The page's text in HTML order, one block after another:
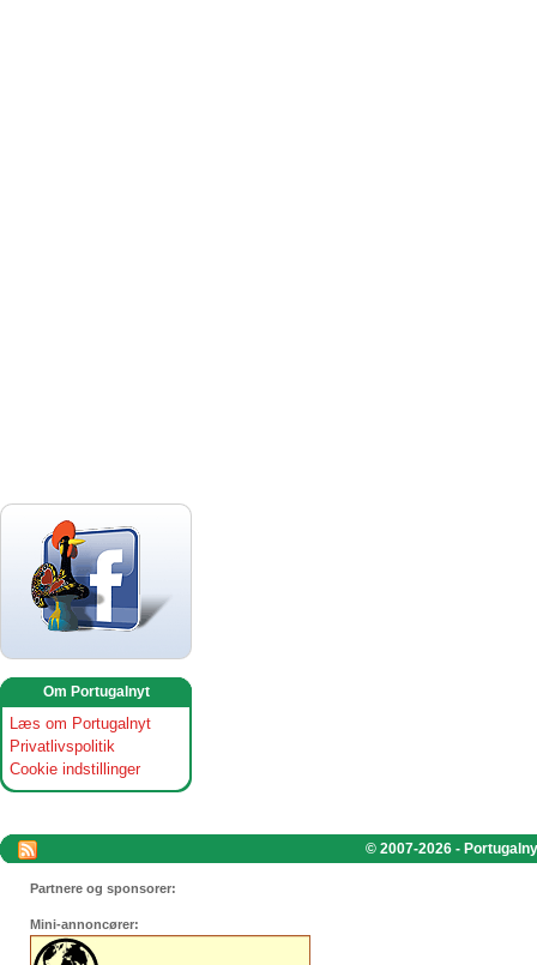
Om Portugalnyt
Læs om Portugalnyt
Privatlivspolitik
Cookie indstillinger
© 2007-2026 -
Partnere og sponsorer:
Mini-annoncører: